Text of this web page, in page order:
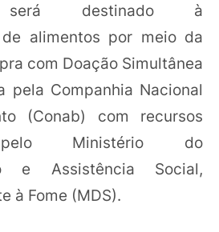
será destinado à
de alimentos por meio da
com Doação Simultânea
pela Companhia Nacional
(Conab) com recursos
pelo Ministério do
e Assistência Social,
à Fome (MDS).